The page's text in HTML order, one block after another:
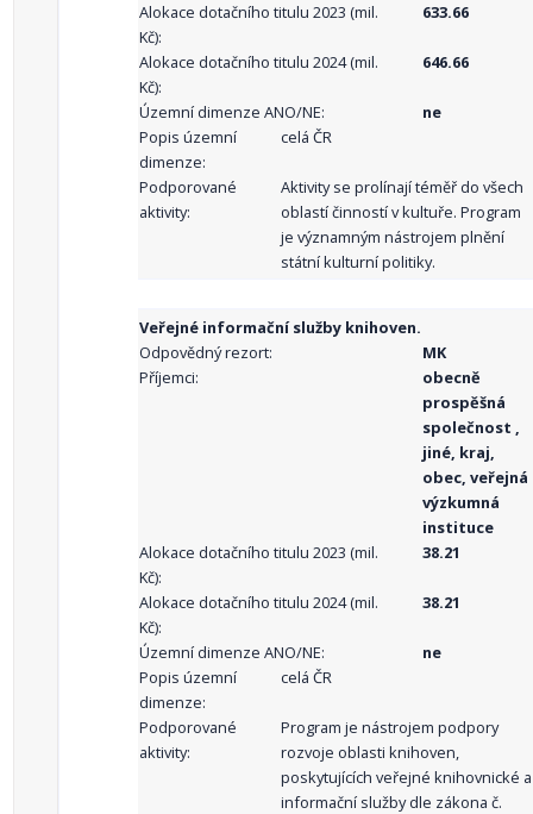
Alokace dotačního titulu 2023 (mil.
Kč):
633.66
Alokace dotačního titulu 2024 (mil.
Kč):
646.66
Územní dimenze ANO/NE:
ne
Popis územní
dimenze:
celá ČR
Podporované
aktivity:
Aktivity se prolínají téměř do všech
oblastí činností v kultuře. Program
je významným nástrojem plnění
státní kulturní politiky.
Veřejné informační služby knihoven.
Odpovědný rezort:
MK
Příjemci:
obecně
prospěšná
společnost ,
jiné, kraj,
obec, veřejná
výzkumná
instituce
Alokace dotačního titulu 2023 (mil.
Kč):
38.21
Alokace dotačního titulu 2024 (mil.
Kč):
38.21
Územní dimenze ANO/NE:
ne
Popis územní
dimenze:
celá ČR
Podporované
aktivity:
Program je nástrojem podpory
rozvoje oblasti knihoven,
poskytujících veřejné knihovnické a
informační služby dle zákona č.